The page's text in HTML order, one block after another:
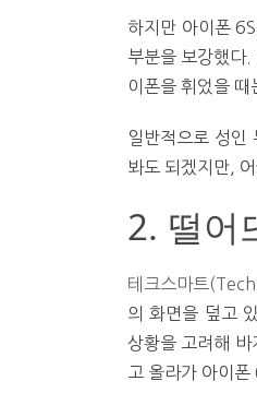
하지만 아이폰
부분을 보강했다
이폰을 휘었을
일반적으로 성인
봐도 되겠지만,
2. 떨어
테크스마트
의 화면을 덮고
상황을 고려해
고 올라가 아이